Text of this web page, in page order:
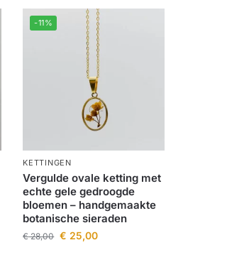
-11%
KETTINGEN
Vergulde ovale ketting met
echte gele gedroogde
bloemen – handgemaakte
botanische sieraden
€28,00 € 25,00